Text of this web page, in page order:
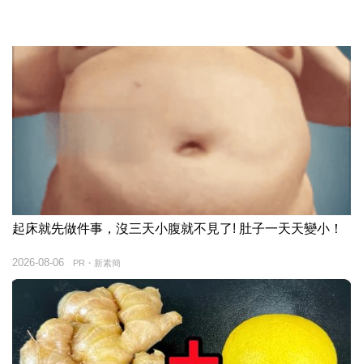
起床就先做件事，沒三天小腹就不見了! 肚子一天天變小！
PR・新素簡
2026-08-06